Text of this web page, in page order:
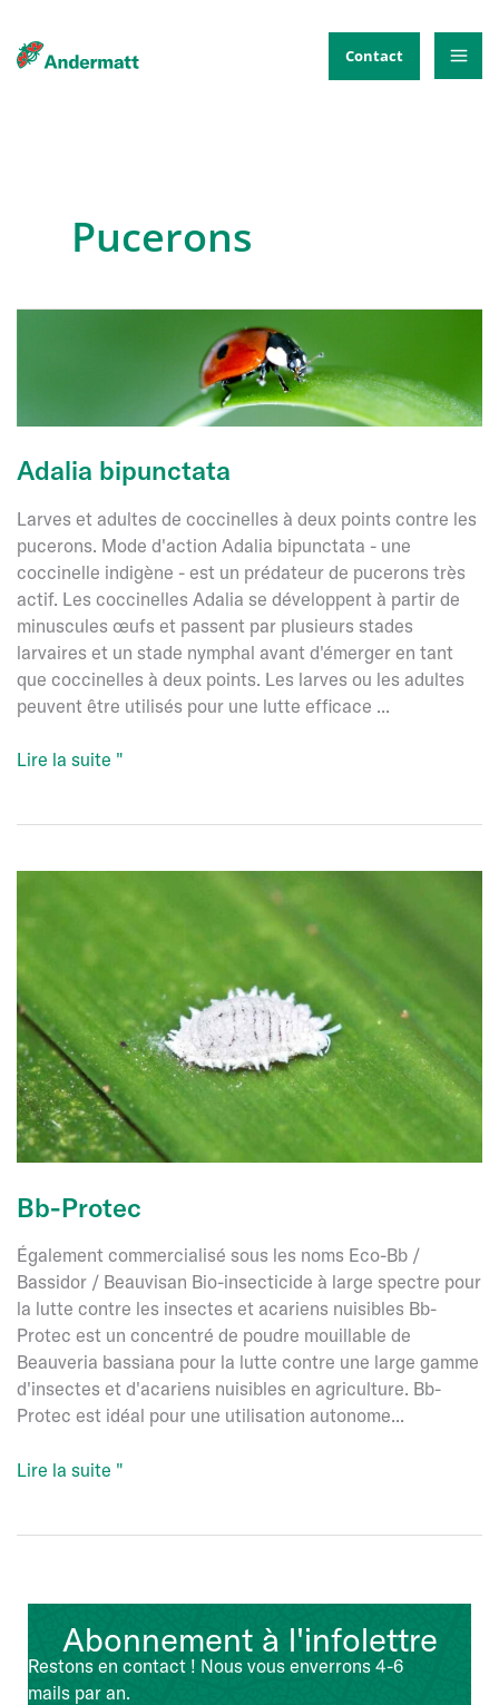
au
Contact
Pucerons
Adalia bipunctata
Larves et adultes de coccinelles à deux points contre les
pucerons. Mode d'action Adalia bipunctata - une
coccinelle indigène - est un prédateur de pucerons très
actif. Les coccinelles Adalia se développent à partir de
minuscules œufs et passent par plusieurs stades
larvaires et un stade nymphal avant d'émerger en tant
que coccinelles à deux points. Les larves ou les adultes
peuvent être utilisés pour une lutte efficace ...
Adalia
Lire la suite "
Bb-Protec
Également commercialisé sous les noms Eco-Bb /
Bassidor / Beauvisan Bio-insecticide à large spectre pour
la lutte contre les insectes et acariens nuisibles Bb-
Protec est un concentré de poudre mouillable de
Beauveria bassiana pour la lutte contre une large gamme
d'insectes et d'acariens nuisibles en agriculture. Bb-
Protec est idéal pour une utilisation autonome...
Bb-
Lire la suite "
Abonnement à l'infolettre
Restons en contact ! Nous vous enverrons 4-6
mails par an.